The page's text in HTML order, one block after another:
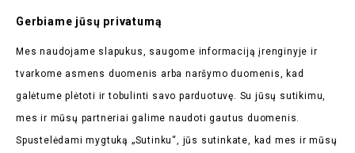
Prenumeruokite Mūsų
Naujienlaiškį
Pirmieji sužinokite apie mūsų naujienas bei taikomas
Gerbiame jūsų privatumą
Mes naudojame slapukus, saugome informaciją įrenginyje ir
tvarkome asmens duomenis arba naršymo duomenis, kad
galėtume plėtoti ir tobulinti savo parduotuvę. Su jūsų sutikimu,
mes ir mūsų partneriai galime naudoti gautus duomenis.
Spustelėdami mygtuką „Sutinku“, jūs sutinkate, kad mes ir mūsų